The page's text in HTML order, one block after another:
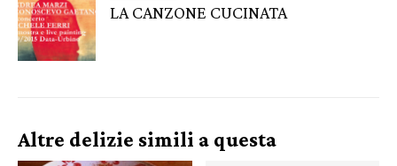
LA CANZONE CUCINATA
Altre delizie simili a questa